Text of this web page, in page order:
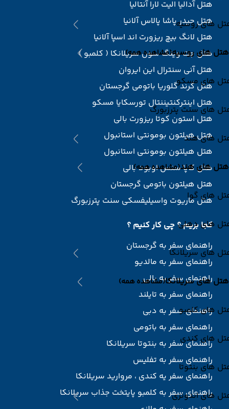
های روسیه
هتل های روسیه(مشاهده همه)
های مسکو
های سنت پترزبورگ
های هند
هتل های هند(مشاهده همه)
های گوا
های دهلی
های سریلانکا
هتل های سریلانکا(مشاهده همه)
های کلمبو
های کندی
های بنتوتا
های اندونزی
هتل آدالیا الیت لارا آنتالیا
هتل حیدر پاشا پالاس آلانیا
هتل لانگ بیچ ریزورت اند اسپا آلانیا
هتل جت وینگ سون سریلانکا ( کلمبو )
هتل آنی سنترال این ایروان
هتل گرند گلوریا باتومی گرجستان
هتل اینترکنتیننتال تورسکایا مسکو
هتل استون کوتا ریزورت بالی
هتل هیلتون بومونتی استانبول
هتل هیلتون بومونتی استانبول
هتل کاپا سنس اوبود بالی
هتل هیلتون باتومی گرجستان
هتل ماریوت واسیلیفسکی سنت پترزبورگ
کجا بریم ؟ چی کار کنیم ؟
راهنمای سفر به گرجستان
راهنمای سفر به مالدیو
راهنمای سفر به بالی
راهنمای سفر به تایلند
راهنمای سفر به دبی
راهنمای سفر به باتومی
راهنمای سفر به بنتوتا سریلانکا
راهنمای سفر به تفلیس
راهنمای سفر یه کندی ، مروارید سریلانکا
راهنمای سفر به کلمبو پایتخت جذاب سریلانکا